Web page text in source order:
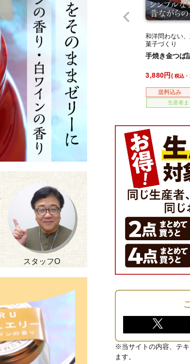
和洋問わない
菓子づくり
手焼き金つば
送料込み
生産者
3,880 税込
※当サイトの内容、テ
ます。
スタッフO